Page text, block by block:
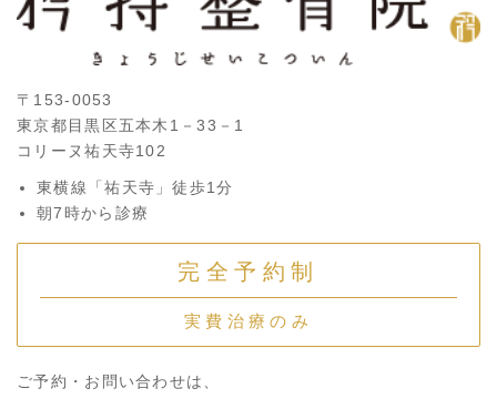
〒153-0053
東京都目黒区五本木1－33－1
コリーヌ祐天寺102
東横線「祐天寺」徒歩1分
朝7時から診療
完全予約制
実費治療のみ
ご予約・お問い合わせは、